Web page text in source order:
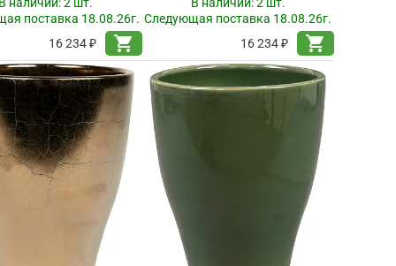
поставка 18.08.26г.
16 234 ₽
shopping_cart
Следующая поставка 18.08.26г.
16 234 ₽
shopping_cart